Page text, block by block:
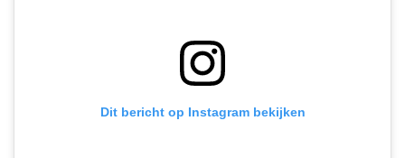
Dit bericht op Instagram bekijken